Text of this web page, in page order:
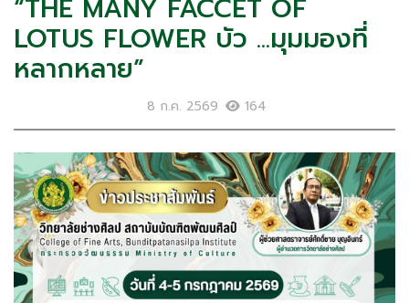
“THE MANY FACCET OF
LOTUS FLOWER บัว ...มุมมองที่
หลากหลาย”
8 ก.ค. 2569 164